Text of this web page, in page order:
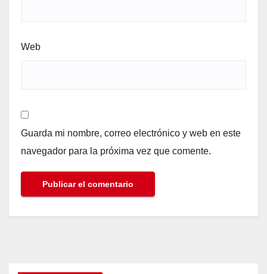
Web
Guarda mi nombre, correo electrónico y web en este
navegador para la próxima vez que comente.